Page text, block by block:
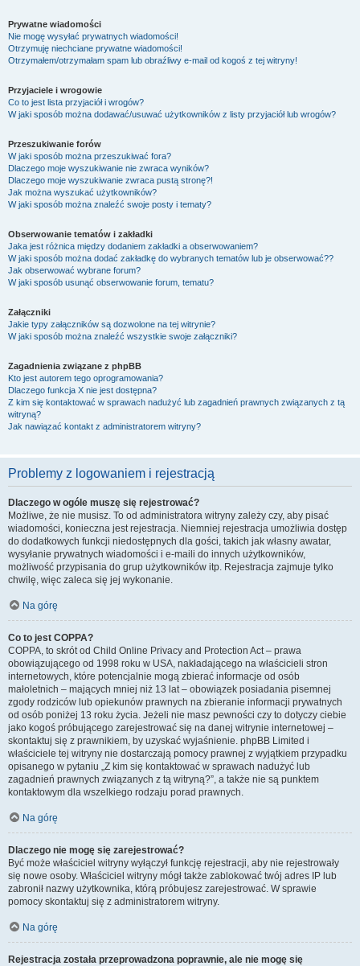
Prywatne wiadomości
Nie mogę wysyłać prywatnych wiadomości!
Otrzymuję niechciane prywatne wiadomości!
Otrzymałem/otrzymałam spam lub obraźliwy e-mail od kogoś z tej witryny!
Przyjaciele i wrogowie
Co to jest lista przyjaciół i wrogów?
W jaki sposób można dodawać/usuwać użytkowników z listy przyjaciół lub wrogów?
Przeszukiwanie forów
W jaki sposób można przeszukiwać fora?
Dlaczego moje wyszukiwanie nie zwraca wyników?
Dlaczego moje wyszukiwanie zwraca pustą stronę?!
Jak można wyszukać użytkowników?
W jaki sposób można znaleźć swoje posty i tematy?
Obserwowanie tematów i zakładki
Jaka jest różnica między dodaniem zakładki a obserwowaniem?
W jaki sposób można dodać zakładkę do wybranych tematów lub je obserwować??
Jak obserwować wybrane forum?
W jaki sposób usunąć obserwowanie forum, tematu?
Załączniki
Jakie typy załączników są dozwolone na tej witrynie?
W jaki sposób można znaleźć wszystkie swoje załączniki?
Zagadnienia związane z phpBB
Kto jest autorem tego oprogramowania?
Dlaczego funkcja X nie jest dostępna?
Z kim się kontaktować w sprawach nadużyć lub zagadnień prawnych związanych z tą
witryną?
Jak nawiązać kontakt z administratorem witryny?
Problemy z logowaniem i rejestracją
Dlaczego w ogóle muszę się rejestrować?
Możliwe, że nie musisz. To od administratora witryny zależy czy, aby pisać
wiadomości, konieczna jest rejestracja. Niemniej rejestracja umożliwia dostęp
do dodatkowych funkcji niedostępnych dla gości, takich jak własny awatar,
wysyłanie prywatnych wiadomości i e-maili do innych użytkowników,
możliwość przypisania do grup użytkowników itp. Rejestracja zajmuje tylko
chwilę, więc zaleca się jej wykonanie.
Na górę
Co to jest COPPA?
COPPA, to skrót od Child Online Privacy and Protection Act – prawa
obowiązującego od 1998 roku w USA, nakładającego na właścicieli stron
internetowych, które potencjalnie mogą zbierać informacje od osób
małoletnich – mających mniej niż 13 lat – obowiązek posiadania pisemnej
zgody rodziców lub opiekunów prawnych na zbieranie informacji prywatnych
od osób poniżej 13 roku życia. Jeżeli nie masz pewności czy to dotyczy ciebie
jako kogoś próbującego zarejestrować się na danej witrynie internetowej –
skontaktuj się z prawnikiem, by uzyskać wyjaśnienie. phpBB Limited i
właściciele tej witryny nie dostarczają pomocy prawnej z wyjątkiem przypadku
opisanego w pytaniu „Z kim się kontaktować w sprawach nadużyć lub
zagadnień prawnych związanych z tą witryną?”, a także nie są punktem
kontaktowym dla wszelkiego rodzaju porad prawnych.
Na górę
Dlaczego nie mogę się zarejestrować?
Być może właściciel witryny wyłączył funkcję rejestracji, aby nie rejestrowały
się nowe osoby. Właściciel witryny mógł także zablokować twój adres IP lub
zabronił nazwy użytkownika, którą próbujesz zarejestrować. W sprawie
pomocy skontaktuj się z administratorem witryny.
Na górę
Rejestracja została przeprowadzona poprawnie, ale nie mogę się